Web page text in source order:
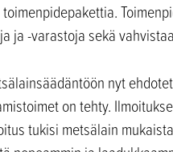
ja -varastoja sekä
nyt
on tehty.
tukisi metsälain